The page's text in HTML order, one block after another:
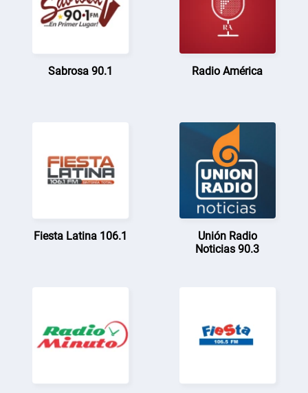
Sabrosa 90.1 Radio América
Fiesta Latina 106.1
Unión Radio
Noticias 90.3